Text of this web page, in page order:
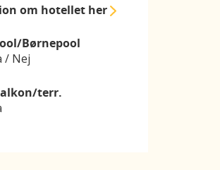
om hotellet her
Børnepool
/ Nej
terr.